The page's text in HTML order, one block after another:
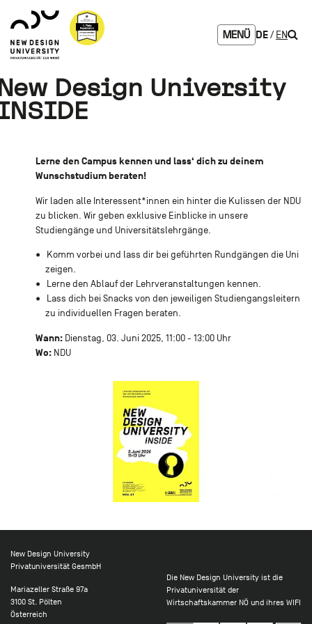
Inhalt
Hauptnavigation
Footernavigation
Logo
NDU
verlinkt
zur
Startseite
MENÜ DE EN
Design University
Lerne den Campus kennen und lass‘ dich zu deinem
Wunschstudium beraten!
Wir laden alle Interessent*innen ein hinter die Kulissen der NDU
zu blicken. Wir geben exklusive Einblicke in unsere
Studiengänge und Universitätslehrgänge.
Komm vorbei und lass dir bei geführten Rundgängen die Uni
zeigen.
Lerne den Ablauf der Lehrveranstaltungen kennen.
Lass dich bei Snacks von den jeweiligen Studiengangsleitern
zu individuellen Fragen beraten.
Wann:Dienstag, 03. Juni 2025, 11:00 - 13:00 Uhr
Wo:NDU
New Design University
Privatuniversität GesmbH
Mariazeller Straße 97a
3100 St. Pölten
Österreich
Die New Design University ist die
Privatuniversität der
Wirtschaftskammer NÖ und ihres WIFI